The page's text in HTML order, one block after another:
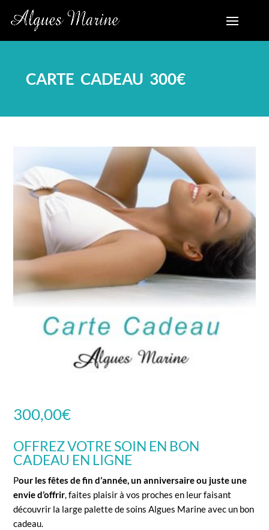
CARTE CADEAU 300€
300,00€
OFFREZ VOTRE SOIN EN BON
CADEAU EN LIGNE
Pour les fêtes de fin d’année, un anniversaire ou juste une
envie d’offrir, faites plaisir à vos proches en leur faisant
découvrir la large palette de soins Algues Marine avec un bon
cadeau.